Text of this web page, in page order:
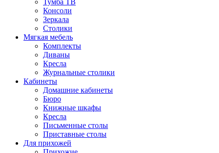
Тумба ТВ
Консоли
Зеркала
Столики
Мягкая мебель
Комплекты
Диваны
Кресла
Журнальные столики
Кабинеты
Домашние кабинеты
Бюро
Книжные шкафы
Кресла
Письменные столы
Приставные столы
Для прихожей